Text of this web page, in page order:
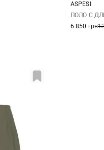
38
ASPESI
ПОЛО С
6 850 грн